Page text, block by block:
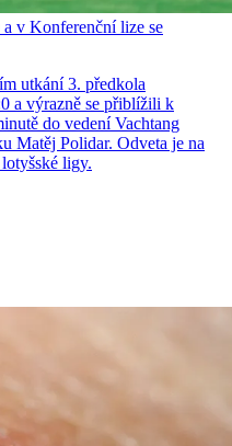
v Konferenční lize se
utkání 3. předkola
a výrazně se přiblížili k
do vedení Vachtang
Matěj Polidar. Odveta je na
ligy.